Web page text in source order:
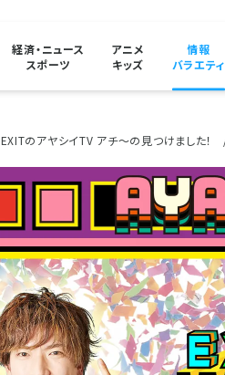
経済・ニュース
スポーツ
アニメ
キッズ
情報
バラエティ
EXITのアヤシイTV アチ～の見つけました！